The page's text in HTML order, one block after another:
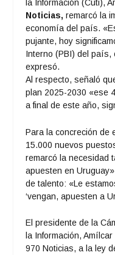
la Información (Cuti),
Noticias, remarcó la
economía del país.
pujante, hoy
Interno (PBI) del país,
expresó.
Al respecto, señaló
plan 2025-2030 «ese
a final de este año,
Para la concreción de
15.000 nuevos
remarcó la necesidad
apuesten en
de talento: «Le
‘vengan, apuesten a
El presidente de la
la Información,
970 Noticias, a la ley